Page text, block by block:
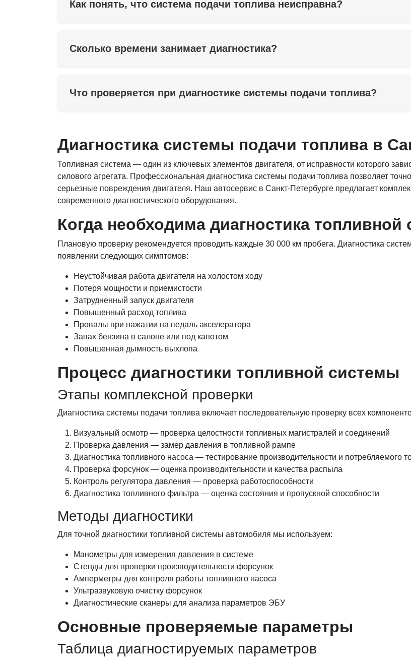
Как понять, что система подачи топлива неисправна?
Сколько времени занимает диагностика?
Что проверяется при диагностике системы подачи топлива?
Диагностика системы подачи топлива в
Топливная система — один из ключевых элементов двигателя, от исправности которого
силового агрегата. Профессиональная диагностика системы подачи топлива позволяет
серьезные повреждения двигателя. Наш автосервис в Санкт-Петербурге предлагает
современного диагностического оборудования.
Когда необходима диагностика топливной
Плановую проверку рекомендуется проводить каждые 30 000 км пробега. Диагностика
появлении следующих симптомов:
Неустойчивая работа двигателя на холостом ходу
Потеря мощности и приемистости
Затрудненный запуск двигателя
Повышенный расход топлива
Провалы при нажатии на педаль акселератора
Запах бензина в салоне или под капотом
Повышенная дымность выхлопа
Процесс диагностики топливной системы
Этапы комплексной проверки
Диагностика системы подачи топлива включает последовательную проверку всех
Визуальный осмотр — проверка целостности топливных магистралей и соединений
Проверка давления — замер давления в топливной рампе
Диагностика топливного насоса — тестирование производительности и потребляемого
Проверка форсунок — оценка производительности и качества распыла
Контроль регулятора давления — проверка работоспособности
Диагностика топливного фильтра — оценка состояния и пропускной способности
Методы диагностики
Для точной диагностики топливной системы автомобиля мы используем:
Манометры для измерения давления в системе
Стенды для проверки производительности форсунок
Амперметры для контроля работы топливного насоса
Ультразвуковую очистку форсунок
Диагностические сканеры для анализа параметров ЭБУ
Основные проверяемые параметры
Таблица диагностируемых параметров